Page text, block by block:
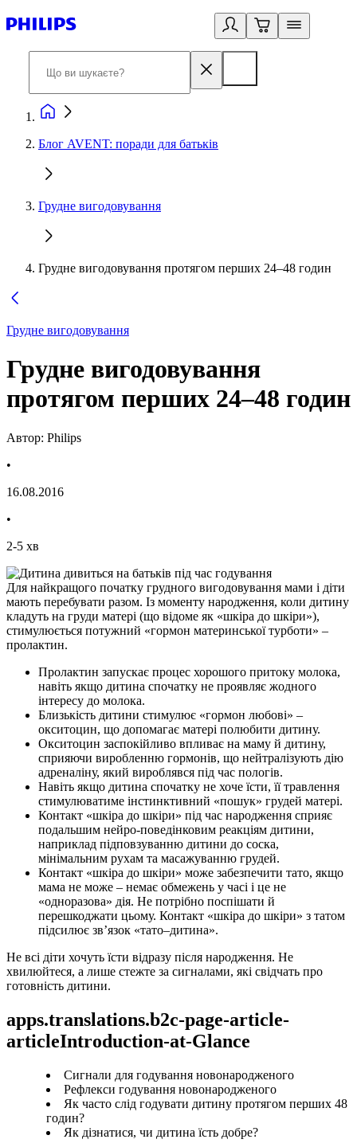
Блог AVENT: поради для батьків
Грудне вигодовування
Грудне вигодовування протягом перших 24–48 годин
Грудне вигодовування
Грудне вигодовування
протягом перших 24–48 годин
Автор: Philips
•
16.08.2016
•
2-5 хв
Для найкращого початку грудного вигодовування мами і діти
мають перебувати разом. Із моменту народження, коли дитину
кладуть на груди матері (що відоме як «шкіра до шкіри»),
стимулюється потужний «гормон материнської турботи» –
пролактин.
Пролактин запускає процес хорошого притоку молока,
навіть якщо дитина спочатку не проявляє жодного
інтересу до молока.
Близькість дитини стимулює «гормон любові» –
окситоцин, що допомагає матері полюбити дитину.
Окситоцин заспокійливо впливає на маму й дитину,
сприяючи виробленню гормонів, що нейтралізують дію
адреналіну, який вироблявся під час пологів.
Навіть якщо дитина спочатку не хоче їсти, її травлення
стимулюватиме інстинктивний «пошук» грудей матері.
Контакт «шкіра до шкіри» під час народження сприяє
подальшим нейро-поведінковим реакціям дитини,
наприклад підповзуванню дитини до соска,
мінімальним рухам та масажуванню грудей.
Контакт «шкіра до шкіри» може забезпечити тато, якщо
мама не може – немає обмежень у часі і це не
«одноразова» дія. Не потрібно поспішати й
перешкоджати цьому. Контакт «шкіра до шкіри» з татом
підсилює зв’язок «тато–дитина».
Не всі діти хочуть їсти відразу після народження. Не
хвилюйтеся, а лише стежте за сигналами, які свідчать про
готовність дитини.
apps.translations.b2c-page-article-
articleIntroduction-at-Glance
Сигнали для годування новонародженого
Рефлекси годування новонародженого
Як часто слід годувати дитину протягом перших 48
годин?
Як дізнатися, чи дитина їсть добре?